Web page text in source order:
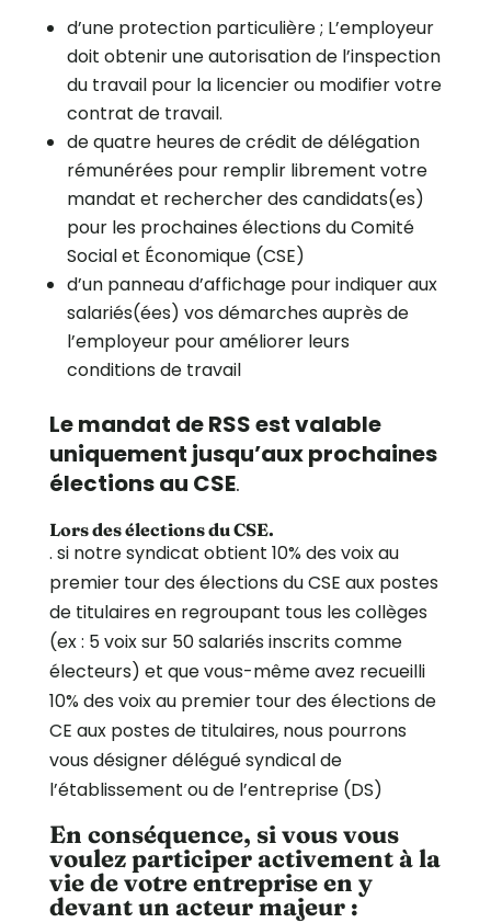
d’une protection particulière ; L’employeur
doit obtenir une autorisation de l’inspection
du travail pour la licencier ou modifier votre
contrat de travail.
de quatre heures de crédit de délégation
rémunérées pour remplir librement votre
mandat et rechercher des candidats(es)
pour les prochaines élections du Comité
Social et Économique (CSE)
d’un panneau d’affichage pour indiquer aux
salariés(ées) vos démarches auprès de
l’employeur pour améliorer leurs
conditions de travail
Le mandat de RSS est valable
uniquement jusqu’aux prochaines
élections au CSE.
Lors des élections du CSE.
. si notre syndicat obtient 10% des voix au
premier tour des élections du CSE aux postes
de titulaires en regroupant tous les collèges
(ex : 5 voix sur 50 salariés inscrits comme
électeurs) et que vous-même avez recueilli
10% des voix au premier tour des élections de
CE aux postes de titulaires, nous pourrons
vous désigner délégué syndical de
l’établissement ou de l’entreprise (DS)
En conséquence, si vous vous
voulez participer activement à la
vie de votre entreprise en y
devant un acteur majeur :